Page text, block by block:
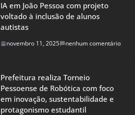
IA em João Pessoa com projeto
voltado à inclusão de alunos
autistas
novembro 11, 2025 nenhum comentário
Prefeitura realiza Torneio
Pessoense de Robótica com foco
em inovação, sustentabilidade e
protagonismo estudantil